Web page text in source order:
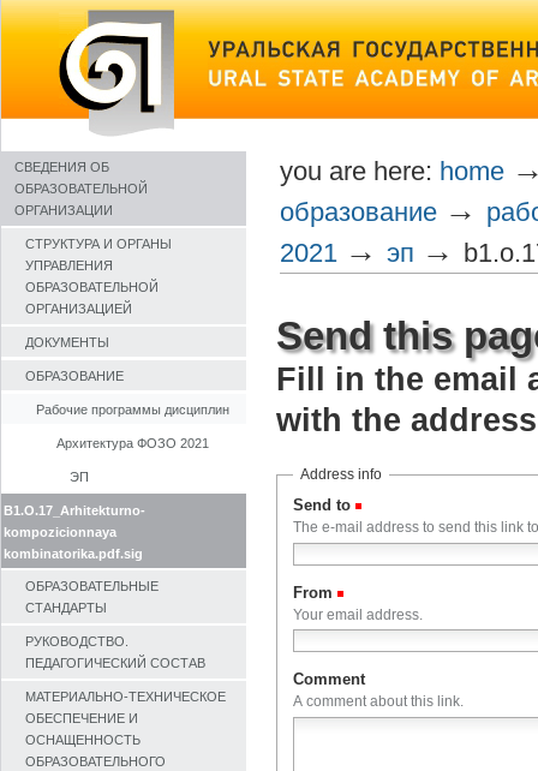
Skip
to
СВЕДЕНИЯ ОБ
ОБРАЗОВАТЕЛЬНОЙ
ОРГАНИЗАЦИИ
СТРУКТУРА И ОРГАНЫ
УПРАВЛЕНИЯ
ОБРАЗОВАТЕЛЬНОЙ
ОРГАНИЗАЦИЕЙ
ДОКУМЕНТЫ
ОБРАЗОВАНИЕ
Рабочие программы дисциплин
Архитектура ФОЗО 2021
ЭП
B1.O.17_Arhitekturno-
kompozicionnaya
kombinatorika.pdf.sig
ОБРАЗОВАТЕЛЬНЫЕ
СТАНДАРТЫ
РУКОВОДСТВО.
ПЕДАГОГИЧЕСКИЙ СОСТАВ
МАТЕРИАЛЬНО-ТЕХНИЧЕСКОЕ
ОБЕСПЕЧЕНИЕ И
ОСНАЩЕННОСТЬ
ОБРАЗОВАТЕЛЬНОГО
you are here: home
образование →
2021 → эп →
Send this
Fill in the email
with the
Address info
Send to
The e-mail address to send this link
From
Your email address.
Comment
A comment about this link.